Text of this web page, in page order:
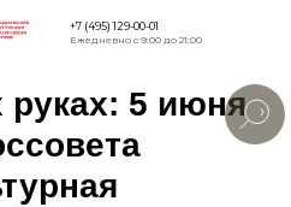
Версия
+7 (495) 129-00-01
Ежедневно с 9:00 до 21:00
5 июня